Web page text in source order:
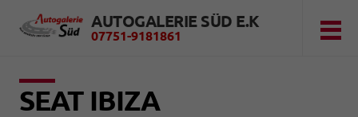
AUTOGALERIE SÜD E.K
07751-9181861
SEAT IBIZA